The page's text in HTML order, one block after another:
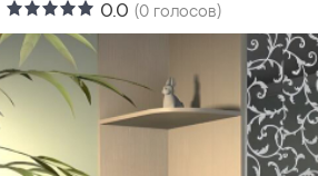
0.0 (0 голосов)